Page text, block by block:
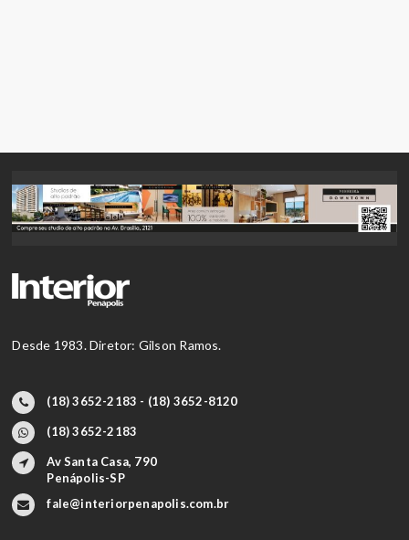
Desde 1983. Diretor: Gilson Ramos.
(18) 3652-2183 - (18) 3652-8120
(18) 3652-2183
Av Santa Casa, 790
Penápolis-SP
fale@interiorpenapolis.com.br